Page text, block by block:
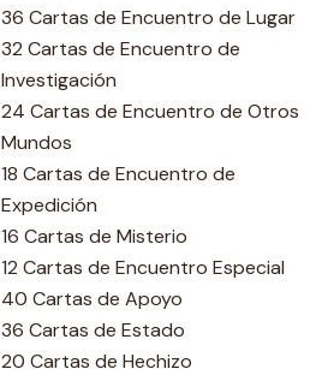
36 Cartas de Encuentro de Lugar
32 Cartas de Encuentro de
Investigación
24 Cartas de Encuentro de Otros
Mundos
18 Cartas de Encuentro de
Expedición
16 Cartas de Misterio
12 Cartas de Encuentro Especial
40 Cartas de Apoyo
36 Cartas de Estado
20 Cartas de Hechizo